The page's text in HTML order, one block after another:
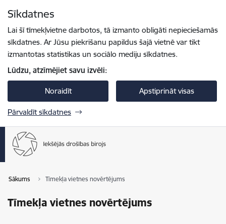
Sīkdatnes
Lai šī tīmekļvietne darbotos, tā izmanto obligāti nepieciešamās
sīkdatnes. Ar Jūsu piekrišanu papildus šajā vietnē var tikt
izmantotas statistikas un sociālo mediju sīkdatnes.
Lūdzu, atzīmējiet savu izvēli:
Noraidīt Apstiprināt visas
Pārvaldīt sīkdatnes
Sākums Tīmekļa vietnes novērtējums
Tīmekļa vietnes novērtējums